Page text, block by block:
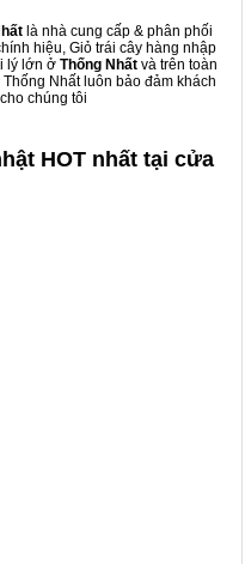
là nhà cung cấp & phân phối
hiệu, Giỏ trái cây hàng nhập
lý lớn ở Thống Nhất và trên toàn
Nhất luôn bảo đảm khách
chúng tôi
HOT nhất tại cửa